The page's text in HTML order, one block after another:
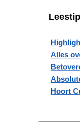
Alles
Hoort